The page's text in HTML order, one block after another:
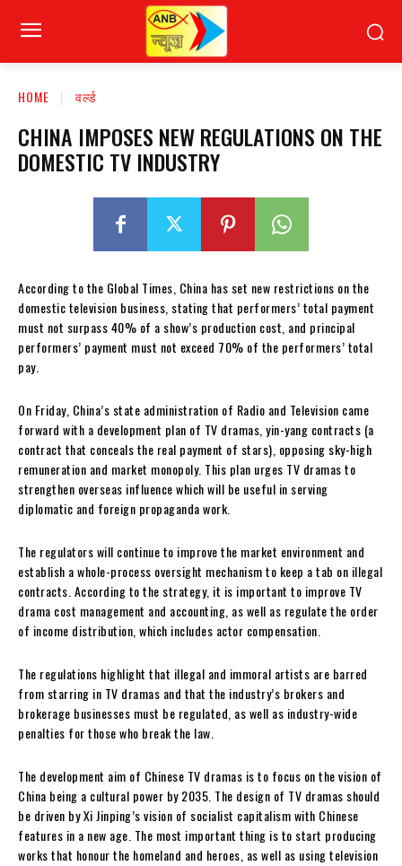
HOME वर्ल्ड
CHINA IMPOSES NEW REGULATIONS ON THE
DOMESTIC TV INDUSTRY
According to the Global Times, China has set new restrictions on the
domestic television business, stating that performers’ total payment
must not surpass 40% of a show’s production cost, and principal
performers’ payment must not exceed 70% of the performers’ total
pay.
On Friday, China’s state administration of Radio and Television came
forward with a development plan of TV dramas, yin-yang contracts (a
contract that conceals the real payment of stars), opposing sky-high
remuneration and market monopoly. This plan urges TV dramas to
strengthen overseas influence which will be useful in serving
diplomatic and foreign propaganda work.
The regulators will continue to improve the market environment and
establish a whole-process oversight mechanism to keep a tab on illegal
contracts. According to the strategy, it is important to improve TV
drama cost management and accounting, as well as regulate the order
of income distribution, which includes actor compensation.
The regulations highlight that illegal and immoral artists are barred
from starring in TV dramas and that the industry’s brokers and
brokerage businesses must be regulated, as well as industry-wide
penalties for those who break the law.
The development aim of Chinese TV dramas is to focus on the vision of
China being a cultural power by 2035. The design of TV dramas should
be driven by Xi Jinping’s vision of socialist capitalism with Chinese
features in a new age. The most important thing is to start producing
works that honour the homeland and heroes, as well as using television